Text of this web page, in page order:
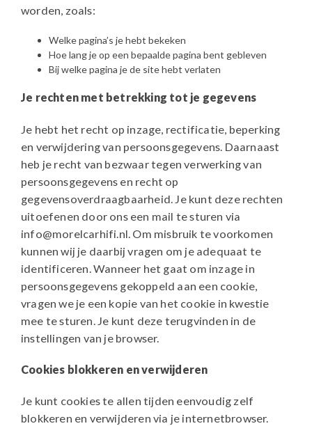
worden, zoals:
Welke pagina’s je hebt bekeken
Hoe lang je op een bepaalde pagina bent gebleven
Bij welke pagina je de site hebt verlaten
Je rechten met betrekking tot je gegevens
Je hebt het recht op inzage, rectificatie, beperking
en verwijdering van persoonsgegevens. Daarnaast
heb je recht van bezwaar tegen verwerking van
persoonsgegevens en recht op
gegevensoverdraagbaarheid. Je kunt deze rechten
uitoefenen door ons een mail te sturen via
info@morelcarhifi.nl. Om misbruik te voorkomen
kunnen wij je daarbij vragen om je adequaat te
identificeren. Wanneer het gaat om inzage in
persoonsgegevens gekoppeld aan een cookie,
vragen we je een kopie van het cookie in kwestie
mee te sturen. Je kunt deze terugvinden in de
instellingen van je browser.
Cookies blokkeren en verwijderen
Je kunt cookies te allen tijden eenvoudig zelf
blokkeren en verwijderen via je internetbrowser.